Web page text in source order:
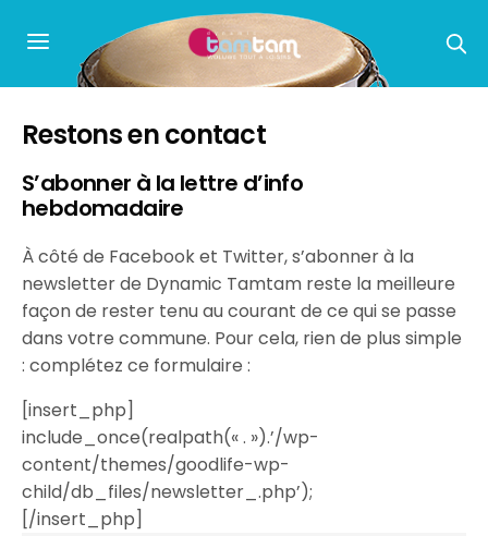
Restons en contact
S’abonner à la lettre d’info
hebdomadaire
À côté de Facebook et Twitter, s’abonner à la
newsletter de Dynamic Tamtam reste la meilleure
façon de rester tenu au courant de ce qui se passe
dans votre commune. Pour cela, rien de plus simple
: complétez ce formulaire :
[insert_php]
include_once(realpath(« . »).’/wp-
content/themes/goodlife-wp-
child/db_files/newsletter_.php’);
[/insert_php]